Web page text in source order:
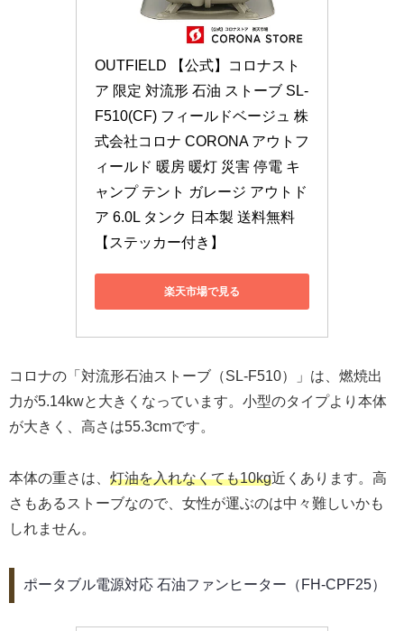
OUTFIELD 【公式】コロナスト
ア 限定 対流形 石油 ストーブ SL-
F510(CF) フィールドベージュ 株
式会社コロナ CORONA アウトフ
ィールド 暖房 暖灯 災害 停電 キ
ャンプ テント ガレージ アウトド
ア 6.0L タンク 日本製 送料無料
【ステッカー付き】
楽天市場で見る
コロナの「対流形石油ストーブ（SL-F510）」は、燃焼出
力が5.14kwと大きくなっています。小型のタイプより本体
が大きく、高さは55.3cmです。
本体の重さは、 灯油を入れなくても10kg近くあります。高
さもあるストーブなので、女性が運ぶのは中々難しいかも
しれません。
ポータブル電源対応 石油ファンヒーター（FH-CPF25）